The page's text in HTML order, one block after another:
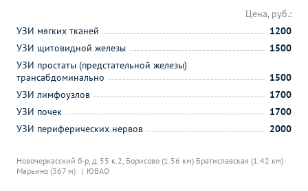
Новочеркасский б-р, д. 55 к.2, Борисово (1.56 км) Братиславская (1.42 км)
Марьино (367 м)
ЮВАО
Цена, руб.:
УЗИ мягких тканей
1200
УЗИ щитовидной железы
1500
УЗИ простаты (предстательной железы)
трансабдоминально
1500
УЗИ лимфоузлов
1700
УЗИ почек
1700
УЗИ периферических нервов
2000